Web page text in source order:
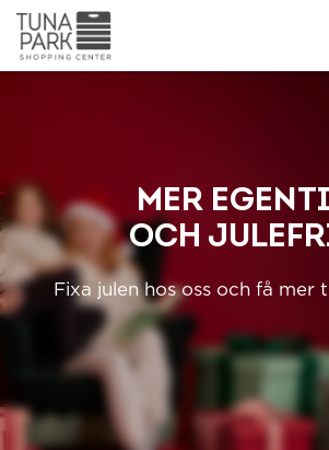
MER
OCH
Fixa julen hos oss och få mer